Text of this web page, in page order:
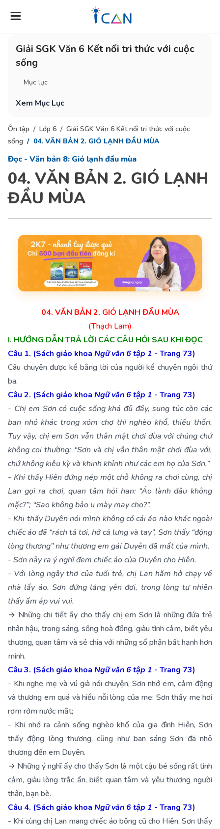
Giải SGK Văn 6 Kết nối tri thức với cuộc
sống
Mục lục
Xem Mục Lục
Ôn tập Lớp 6
Giải SGK Văn 6 Kết nối tri thức với cuộc
sống
04. VĂN BẢN 2. GIÓ LẠNH ĐẦU MÙA
Đọc - Văn bản 8: Gió lạnh đầu mùa
04. VĂN BẢN 2. GIÓ LẠNH
ĐẦU MÙA
04. VĂN BẢN 2. GIÓ LẠNH ĐẦU MÙA
(Thạch Lam)
I. HƯỚNG DẪN TRẢ LỜI CÁC CÂU HỎI SAU KHI ĐỌC
Câu 1. (Sách giáo khoa Ngữ văn 6 tập 1 - Trang 73)
Câu chuyện được kể bằng lời của người kể chuyện ngôi thứ
ba.
Câu 2. (Sách giáo khoa Ngữ văn 6 tập 1 - Trang 73)
- Chị em Sơn có cuộc sống khá đủ đầy, sung túc còn các
bạn nhỏ khác trong xóm chợ thì nghèo khổ, thiếu thốn.
Tuy vậy, chị em Sơn vẫn thân mật chơi đùa với chúng chứ
không coi thường: “Sơn và chị vẫn thân mật chơi đùa với,
chứ không kiêu kỳ và khinh khỉnh như các em họ của Sơn.”
- Khi thấy Hiên đứng nép một chỗ không ra chơi cùng, chị
Lan gọi ra chơi, quan tâm hỏi han: “Áo lành đâu không
mặc?”; “Sao không bảo u mày may cho?”.
- Khi thấy Duyên nói mình không có cái áo nào khác ngoài
chiếc áo đã “rách tả tơi, hở cả lưng và tay”, Sơn thấy “động
lòng thương” như thương em gái Duyên đã mất của mình.
- Sơn nảy ra ý nghĩ đem chiếc áo của Duyên cho Hiên.
- Với lòng ngây thơ của tuổi trẻ, chị Lan hăm hở chạy về
nhà lấy áo. Sơn đứng lặng yên đợi, trong lòng tự nhiên
thấy ấm áp vui vui.
→ Những chi tiết ấy cho thấy chị em Sơn là những đứa trẻ
nhân hậu, trong sáng, sống hoà đồng, giàu tình cảm, biết yêu
thương, quan tâm và sẻ chia với những số phận bất hạnh hơn
mình.
Câu 3. (Sách giáo khoa Ngữ văn 6 tập 1 - Trang 73)
- Khi nghe mẹ và vú già nói chuyện, Sơn nhớ em, cảm động
và thương em quá và hiểu nỗi lòng của mẹ: Sơn thấy mẹ hơi
rơm rớm nước mắt;
- Khi nhớ ra cảnh sống nghèo khổ của gia đình Hiên, Sơn
thấy động lòng thương, cũng như ban sáng Sơn đã nhỏ
thương đến em Duyên.
→ Những ý nghĩ ấy cho thấy Sơn là một cậu bé sống rất tình
cảm, giàu lòng trắc ẩn, biết quan tâm và yêu thương người
thân, bạn bè.
Câu 4. (Sách giáo khoa Ngữ văn 6 tập 1 - Trang 73)
- Khi cùng chị Lan mang chiếc áo bông cũ cho Hiên, Sơn thấy